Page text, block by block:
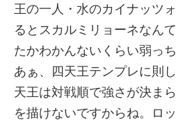
王の一人・水のカイナッツ
るとスカルミリョーネなん
たかわかんないくらい弱っ
あぁ、四天王テンプレに則
天王は対戦順で強さが決ま
を描けないですからね。ロ